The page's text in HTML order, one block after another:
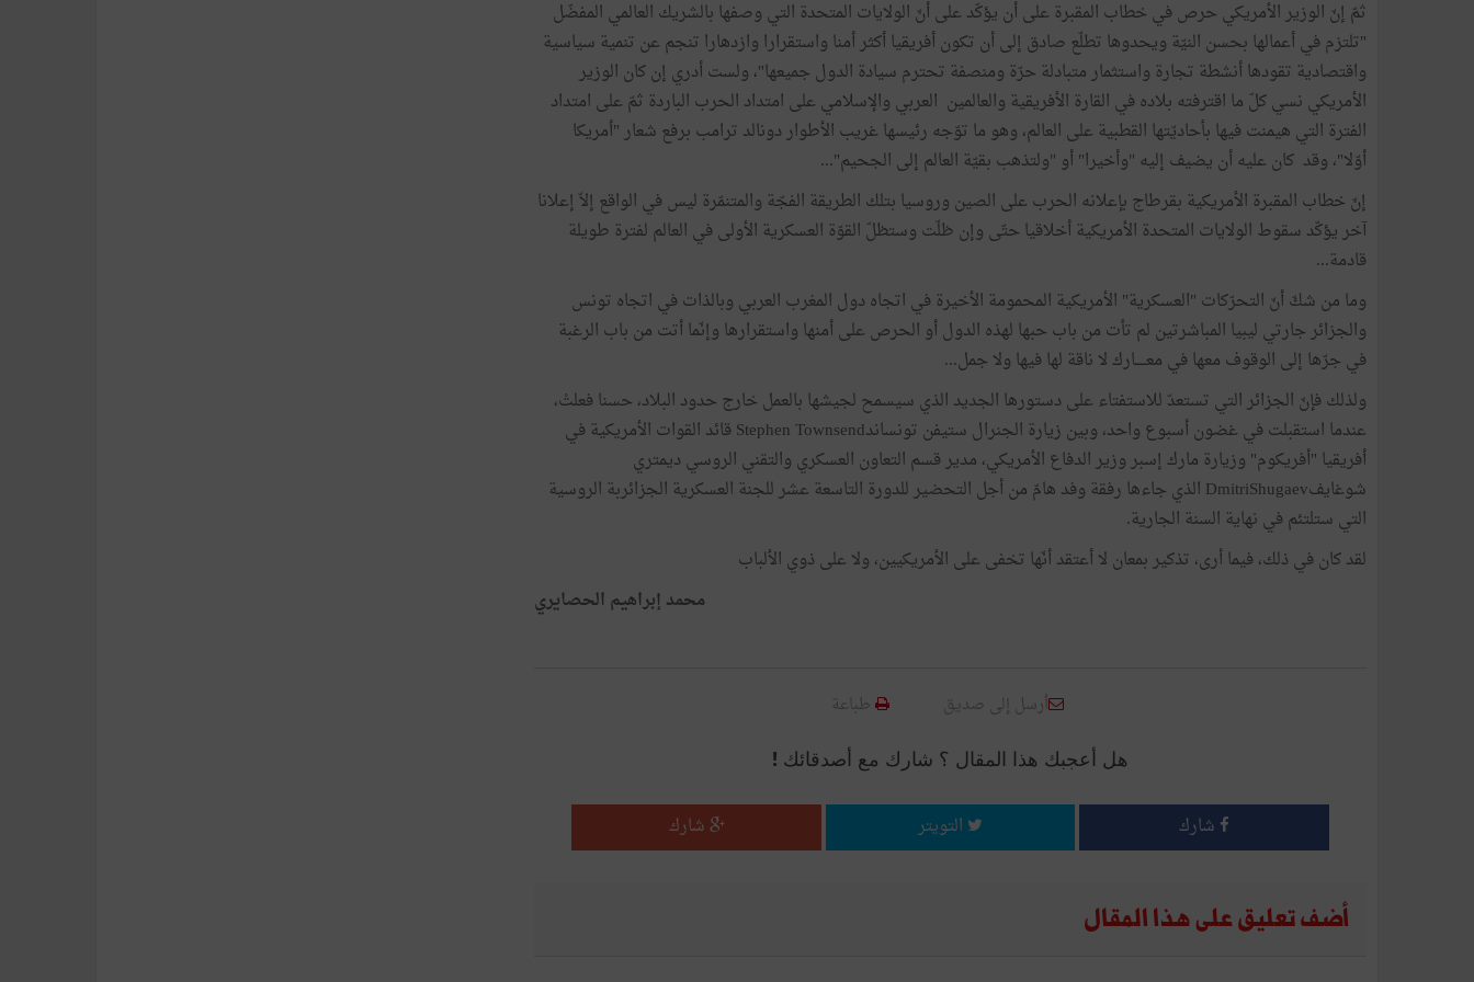
ثمّ إنّ الوزير الأمريكي حرص في خطاب المقبرة على أن يؤكّد على أنّ الولايات المتحدة التي وصفها بالشريك العالمي المفضّل
"تلتزم في أعمالها بحسن النيّة ويحدوها تطلّع صادق إلى أن تكون أفريقيا أكثر أمنا واستقرارا وازدهارا تنجم عن تنمية سياسية
واقتصادية تقودها أنشطة تجارة واستثمار متبادلة حرّة ومنصفة تحترم سيادة الدول جميعها"، ولست أدري إن كان الوزير
الأمريكي نسي كلّ ما اقترفته بلاده في القارة الأفريقية والعالمين العربي والإسلامي على امتداد الحرب الباردة ثمّ على امتداد
الفترة التي هيمنت فيها بأحاديّتها القطبية على العالم، وهو ما توّجه رئيسها غريب الأطوار دونالد ترامب برفع شعار "أمريكا
أوّلا"، وقد كان عليه أن يضيف إليه "وأخيرا" أو "ولتذهب بقيّة العالم إلى الجحيم"...
إنّ خطاب المقبرة الأمريكية بقرطاج بإعلانه الحرب على الصين وروسيا بتلك الطريقة الفجّة والمتنمّرة ليس في الواقع إلاّ إعلانا
آخر يؤكّد سقوط الولايات المتحدة الأمريكية أخلاقيا حتّى وإن ظلّت وستظلّ القوّة العسكرية الأولى في العالم لفترة طويلة
قادمة...
وما من شكّ أنّ التحرّكات "العسكرية" الأمريكية المحمومة الأخيرة في اتجاه دول المغرب العربي وبالذات في اتجاه تونس
والجزائر جارتي ليبيا المباشرتين لم تأت من باب حبها لهذه الدول أو الحرص على أمنها واستقرارها وإنّما أتت من باب الرغبة
في جرّها إلى الوقوف معها في معـــــارك لا ناقة لها فيها ولا جمل...
ولذلك فإنّ الجزائر التي تستعدّ للاستفتاء على دستورها الجديد الذي سيسمح لجيشها بالعمل خارج حدود البلاد، حسنا فعلتْ،
عندما استقبلت في غضون أسبوع واحد، وبين زيارة الجنرال ستيفن تونساندStephen Townsend قائد القوات الأمريكية في
أفريقيا "أفريكوم" وزيارة مارك إسبر وزير الدفاع الأمريكي، مدير قسم التعاون العسكري والتقني الروسي ديمتري
شوغايفDmitriShugaev الذي جاءها رفقة وفد هامّ من أجل التحضير للدورة التاسعة عشر للجنة العسكرية الجزائربة الروسية
التي ستلتئم في نهاية السنة الجارية.
لقد كان في ذلك، فيما أرى، تذكير بمعان لا أعتقد أنّها تخفى على الأمريكيين، ولا على ذوي الألباب
محمد إبراهيم الحصايري
أرسل إلى صديق طباعة
هل أعجبك هذا المقال ؟ شارك مع أصدقائك !
شارك التويتر شارك
أضف تعليق على هذا المقال